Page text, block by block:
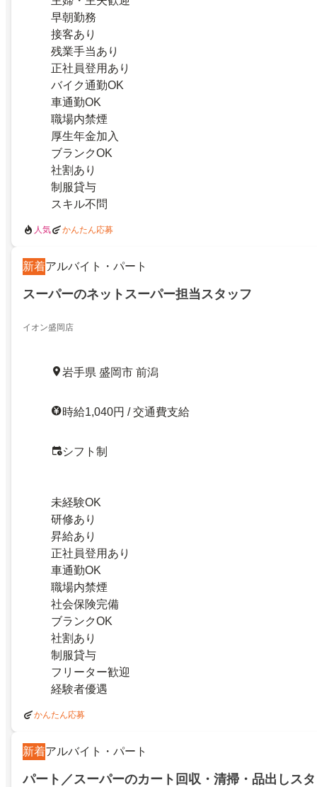
早朝勤務
接客あり
残業手当あり
正社員登用あり
バイク通勤OK
車通勤OK
職場内禁煙
厚生年金加入
ブランクOK
社割あり
制服貸与
スキル不問
人気 かんたん応募
新着アルバイト・パート
スーパーのネットスーパー担当スタッフ
イオン盛岡店
岩手県 盛岡市 前潟
時給1,040円 / 交通費支給
シフト制
未経験OK
研修あり
昇給あり
正社員登用あり
車通勤OK
職場内禁煙
社会保険完備
ブランクOK
社割あり
制服貸与
フリーター歓迎
経験者優遇
かんたん応募
新着アルバイト・パート
パート／スーパーのカート回収・清掃・品出しス